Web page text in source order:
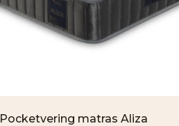
Pocketvering matras Aliza